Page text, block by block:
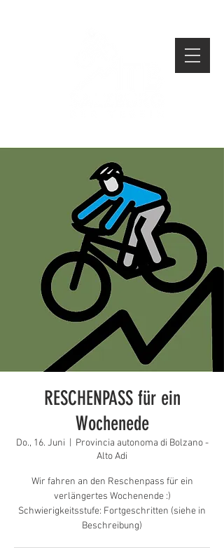
RESCHENPASS für ein
Wochenede
Do., 16. Juni
Provincia autonoma di Bolzano -
Alto Adi
Wir fahren an den Reschenpass für ein
verlängertes Wochenende :)
Schwierigkeitsstufe: Fortgeschritten (siehe in
Beschreibung)